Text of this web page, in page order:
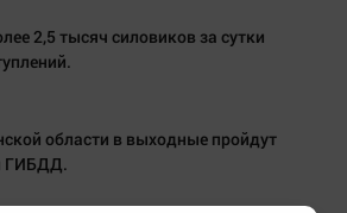
2,5 тысяч силовиков за сутки
области в выходные пройдут
ГИБДД.